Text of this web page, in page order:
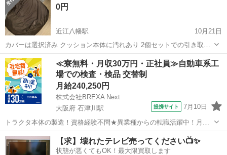
0円
近江八幡駅
10月21日
カバーは選択済み クッション本体に汚れあり 2個セットでの引き取り
お願い致します。
滋賀 近江八幡市 近江八幡駅 ソファ ビーズクッション
≪寮無料・月収30万円・正社員≫自動車系工
場での検査・検品 交替制
月給240,250円
株式会社BREXA Next
大阪府 石津川駅
提携サイト 7月10日
トラクタ本体の製造！資格経験不問★異業種からの転職活躍中！月収
例29万円以上！生活支援物資事前対応可◎即日入寮OK！寮費はずっと
無料＆備品付き1R寮完備！赴任旅費会社負担！工場まで無料送迎あり
◎《大阪府堺市》 人気の工場の...
大阪 堺市 石津川駅
【求】壊れたテレビ売ってください📺✨
状態が悪くてもOK！最大限買取します